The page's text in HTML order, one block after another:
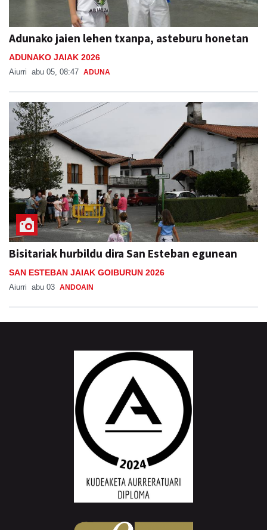
Adunako jaien lehen txanpa, asteburu honetan
ADUNAKO JAIAK 2026
Aiurri abu 05, 08:47 ADUNA
Bisitariak hurbildu dira San Esteban egunean
SAN ESTEBAN JAIAK GOIBURUN 2026
Aiurri abu 03 ANDOAIN